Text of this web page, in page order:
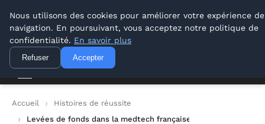
Lyon Photos
Lyon Photos
Accueil
Histoires de réussite
Levées de fonds dans la medtech française : un succès
Nous utilisons des cookies pour améliorer votre expérience de
navigation. En poursuivant, vous acceptez notre politique de
confidentialité. En savoir plus
Refuser Accepter